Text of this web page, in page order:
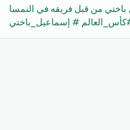
باختي من قبل فريقه في النمسا
# إسماعيل_باختي